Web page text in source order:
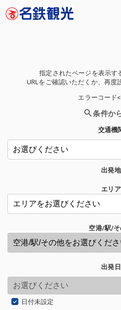
指定されたページを表示す
URLをご確認いただくか、再度
エラーコード
条件か
交通機
出発地
エリア
空港/駅/
出発日
日付未設定